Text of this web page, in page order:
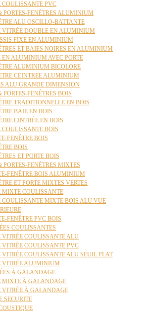
COULISSANTE PVC
PORTES-FENÊTRES ALUMINIUM
ALU OSCILLO-BATTANTE
VITRÉE DOUBLE EN ALUMINIUM
FIXE EN ALUMINIUM
ET BAIES NOIRES EN ALUMINIUM
EN ALUMINIUM AVEC PORTE
ALUMINIUM BICOLORE
CEINTREE ALUMINIUM
ALU GRANDE DIMENSION
PORTES-FENÊTRES BOIS
TRADITIONNELLE EN BOIS
BAIE EN BOIS
CINTRÉE EN BOIS
COULISSANTE BOIS
FENÊTRE BOIS
BOIS
ET PORTE BOIS
PORTES-FENÊTRES MIXTES
FENÊTRE BOIS ALUMINIUM
ET PORTE MIXTES VERTES
MIXTE COULISSANTE
COULISSANTE MIXTE BOIS ALU VUE
FENÊTRE PVC BOIS
COULISSANTES
VITRÉE COULISSANTE ALU
VITRÉE COULISSANTE PVC
VITRÉE COULISSANTE ALU SEUIL PLAT
VITRÉE ALUMINIUM
À GALANDAGE
MIXTE À GALANDAGE
VITRÉE À GALANDAGE
SECURITE